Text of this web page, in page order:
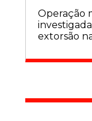
Operação
extorsão